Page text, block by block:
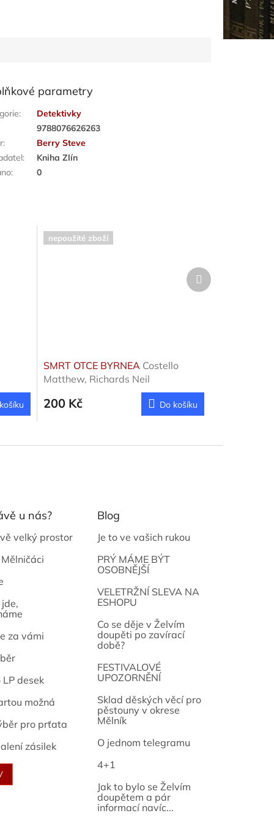
parametry
:
Detektivky
9788076626263
:
Berry Steve
:
Kniha Zlín
: 0
nepoužité zboží
SMRT OTCE BYRNEA Costello
Matthew, Richards Neil
200 Kč Do košíku
Další
produkt
u nás?
velký prostor
za vámi
desek
možná
pro prťata
zásilek
Blog
Je to ve vašich rukou
PRÝ MÁME BÝT
OSOBNĚJŠÍ
VELETRŽNÍ SLEVA NA
ESHOPU
Co se děje v Želvím
doupěti po zavírací
době?
FESTIVALOVÉ
UPOZORNĚNÍ
Sklad děských věcí pro
pěstouny v okrese
Mělník
O jednom telegramu
4+1
Jak to bylo se Želvím
doupětem a pár
informací navíc...